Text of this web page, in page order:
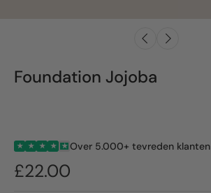
Foundation Jojoba
★ ★ ★ ★ ★ Over 5.000+ tevreden klanten
£22.00